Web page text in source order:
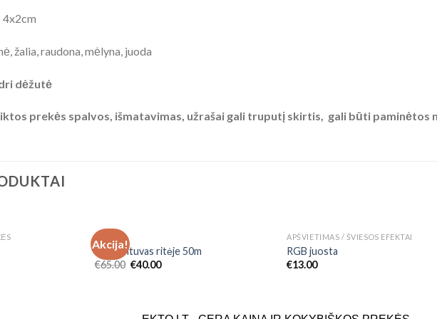
4x2cm
žalia, raudona, mėlyna, juoda
dėžutė
prekės spalvos, išmatavimas, užrašai gali truputį skirtis, gali būti paminėtos
Akcija!
Prailgintuvas ritėje 50m
€65.00 €40.00
APŠVIETIMAS / ŠVIESOS EFEKTAI
RGB juosta
€13.00